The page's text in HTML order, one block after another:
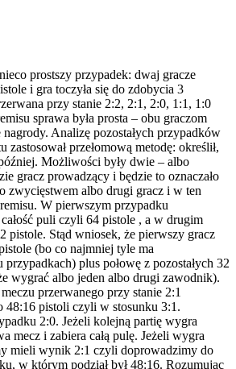
prostszy przypadek: dwaj gracze
i gra toczyła się do zdobycia 3
przy stanie 2:2, 2:1, 2:0, 1:1, 1:0
sprawa była prosta – obu graczom
nagrody. Analizę pozostałych przypadków
zastosował przełomową metodę: określił,
Możliwości były dwie – albo
gracz prowadzący i będzie to oznaczało
zwycięstwem albo drugi gracz i w ten
W pierwszym przypadku
puli czyli 64 pistole , a w drugim
pistole. Stąd wniosek, że pierwszy gracz
(bo co najmniej tyle ma
plus połowę z pozostałych 32
wygrać albo jeden albo drugi zawodnik).
przerwanego przy stanie 2:1
48:16 pistoli czyli w stosunku 3:1.
2:0. Jeżeli kolejną partię wygra
mecz i zabiera całą pulę. Jeżeli wygra
mieli wynik 2:1 czyli doprowadzimy do
w którym podział był 48:16. Rozumując